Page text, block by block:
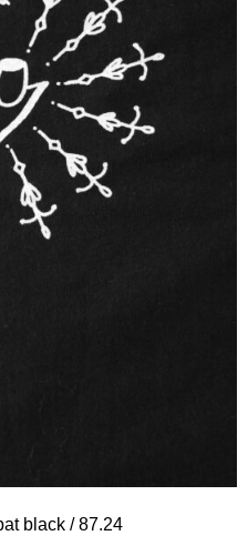
black / 87.24